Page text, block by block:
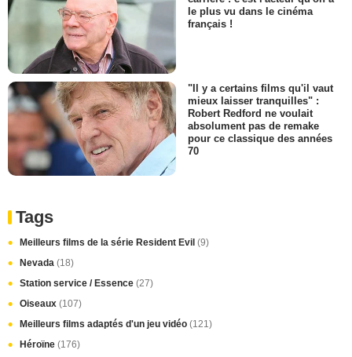
le plus vu dans le cinéma
français !
"Il y a certains films qu'il vaut
mieux laisser tranquilles" :
Robert Redford ne voulait
absolument pas de remake
pour ce classique des années
70
Tags
Meilleurs films de la série Resident Evil (9)
Nevada (18)
Station service / Essence (27)
Oiseaux (107)
Meilleurs films adaptés d'un jeu vidéo (121)
Héroïne (176)